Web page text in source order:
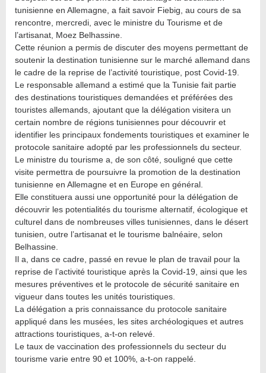
tunisienne en Allemagne, a fait savoir Fiebig, au cours de sa
rencontre, mercredi, avec le ministre du Tourisme et de
l’artisanat, Moez Belhassine.
Cette réunion a permis de discuter des moyens permettant de
soutenir la destination tunisienne sur le marché allemand dans
le cadre de la reprise de l’activité touristique, post Covid-19.
Le responsable allemand a estimé que la Tunisie fait partie
des destinations touristiques demandées et préférées des
touristes allemands, ajoutant que la délégation visitera un
certain nombre de régions tunisiennes pour découvrir et
identifier les principaux fondements touristiques et examiner le
protocole sanitaire adopté par les professionnels du secteur.
Le ministre du tourisme a, de son côté, souligné que cette
visite permettra de poursuivre la promotion de la destination
tunisienne en Allemagne et en Europe en général.
Elle constituera aussi une opportunité pour la délégation de
découvrir les potentialités du tourisme alternatif, écologique et
culturel dans de nombreuses villes tunisiennes, dans le désert
tunisien, outre l’artisanat et le tourisme balnéaire, selon
Belhassine.
Il a, dans ce cadre, passé en revue le plan de travail pour la
reprise de l’activité touristique après la Covid-19, ainsi que les
mesures préventives et le protocole de sécurité sanitaire en
vigueur dans toutes les unités touristiques.
La délégation a pris connaissance du protocole sanitaire
appliqué dans les musées, les sites archéologiques et autres
attractions touristiques, a-t-on relevé.
Le taux de vaccination des professionnels du secteur du
tourisme varie entre 90 et 100%, a-t-on rappelé.